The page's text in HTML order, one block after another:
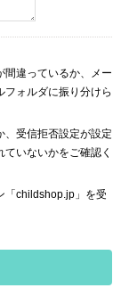
間違っているか、メー
フォルダに振り分けら
、受信拒否設定が設定
いないかをご確認く
「childshop.jp」を受